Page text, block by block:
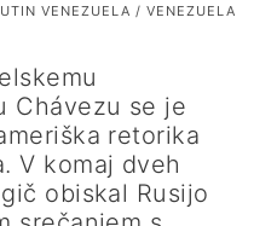
VENEZUELA / VENEZUELA
Chávezu se je
retorika
V komaj dveh
obiskal Rusijo